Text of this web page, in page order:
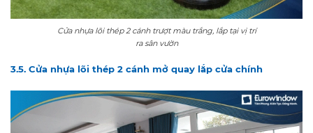
Cửa nhựa lõi thép 2 cánh trượt màu trắng, lắp tại vị trí
ra sân vườn
3.5. Cửa nhựa lõi thép 2 cánh mở quay lắp cửa chính